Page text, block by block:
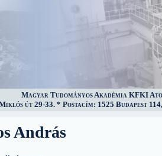
Magyar Tudományos Akadémia KFKI
út 29-33. * Postacím: 1525 Budapest
András